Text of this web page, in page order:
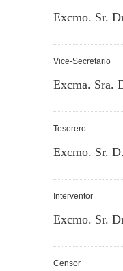
Excmo. Sr.
Vice-Secretario
Excma. Sra.
Tesorero
Excmo. Sr.
Interventor
Excmo. Sr.
Censor